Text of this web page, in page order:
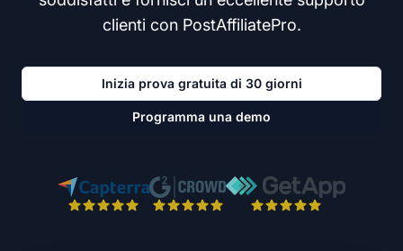
clienti con PostAffiliatePro.
Inizia prova gratuita di 30 giorni
Programma una demo